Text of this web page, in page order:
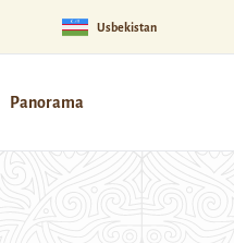
Usbekistan
Panorama